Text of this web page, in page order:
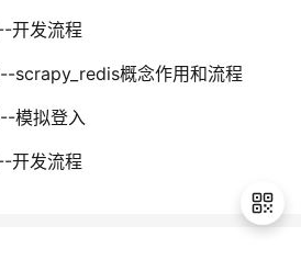
开发流程
scrapy_redis概念作用和流程
模拟登入
开发流程